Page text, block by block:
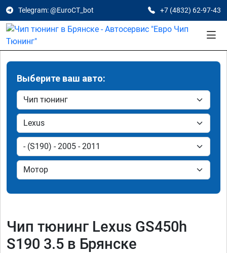
Telegram: @EuroCT_bot +7 (4832) 62-97-43
Выберите ваш авто:
Чип тюнинг Lexus GS450h
S190 3.5 в Брянске